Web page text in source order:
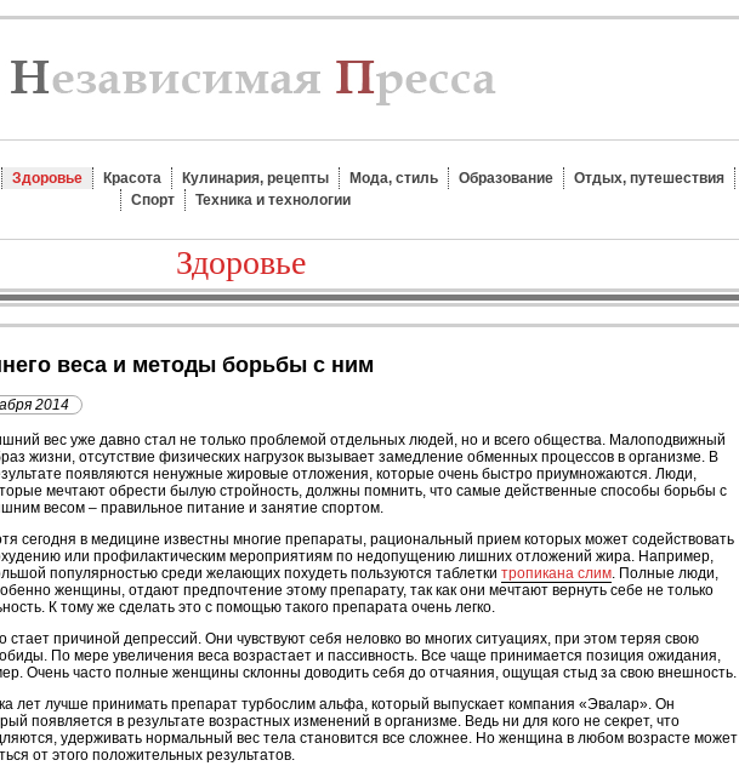
Здоровье Красота Кулинария, рецепты Мода, стиль Образование Отдых, путешествия
Спорт
Техника и технологии
Здоровье
веса и методы борьбы с ним
2014
вес уже давно стал не только проблемой отдельных людей, но и всего общества. Малоподвижный
жизни, отсутствие физических нагрузок вызывает замедление обменных процессов в организме. В
появляются ненужные жировые отложения, которые очень быстро приумножаются. Люди,
мечтают обрести былую стройность, должны помнить, что самые действенные способы борьбы с
весом – правильное питание и занятие спортом.
сегодня в медицине известны многие препараты, рациональный прием которых может содействовать
или профилактическим мероприятиям по недопущению лишних отложений жира. Например,
популярностью среди желающих похудеть пользуются таблетки тропикана слим. Полные люди,
женщины, отдают предпочтение этому препарату, так как они мечтают вернуть себе не только
К тому же сделать это с помощью такого препарата очень легко.
причиной депрессий. Они чувствуют себя неловко во многих ситуациях, при этом теряя свою
По мере увеличения веса возрастает и пассивность. Все чаще принимается позиция ожидания,
Очень часто полные женщины склонны доводить себя до отчаяния, ощущая стыд за свою внешность.
лет лучше принимать препарат турбослим альфа, который выпускает компания «Эвалар». Он
появляется в результате возрастных изменений в организме. Ведь ни для кого не секрет, что
удерживать нормальный вес тела становится все сложнее. Но женщина в любом возрасте может
от этого положительных результатов.